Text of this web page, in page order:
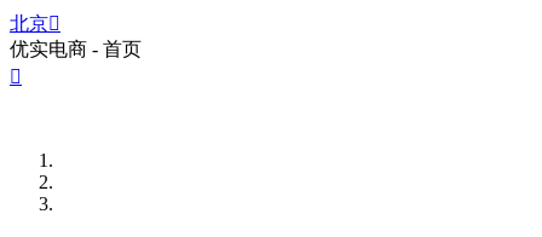
北京
优实电商 - 首页
